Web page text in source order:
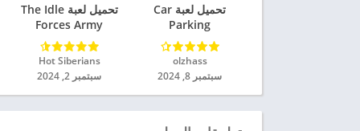
تحميل لعبة Car
Parking
Multiplayer 2
مهكرة للاندرويد 2024
olzhass‏
سبتمبر 8, 2024
تحميل لعبة The Idle
Forces Army
Tycoon مهكرة
للاندرويد 2024
Hot Siberians‏
سبتمبر 2, 2024